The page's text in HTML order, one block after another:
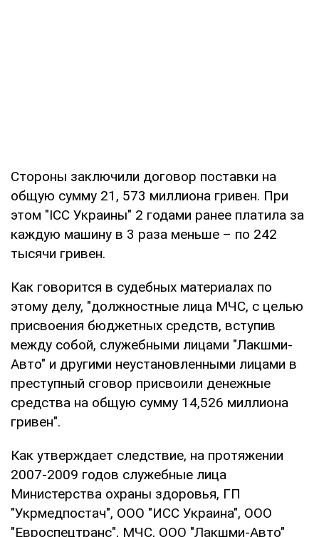
Стороны заключили договор поставки на
общую сумму 21, 573 миллиона гривен. При
этом "ІСС Украины" 2 годами ранее платила за
каждую машину в 3 раза меньше – по 242
тысячи гривен.
Как говорится в судебных материалах по
этому делу, "должностные лица МЧС, с целью
присвоения бюджетных средств, вступив
между собой, служебными лицами "Лакшми-
Авто" и другими неустановленными лицами в
преступный сговор присвоили денежные
средства на общую сумму 14,526 миллиона
гривен".
Как утверждает следствие, на протяжении
2007-2009 годов служебные лица
Министерства охраны здоровья, ГП
"Укрмедпостач", ООО "ИСС Украина", ООО
"Евроспецтранс", МЧС, ООО "Лакшми-Авто"